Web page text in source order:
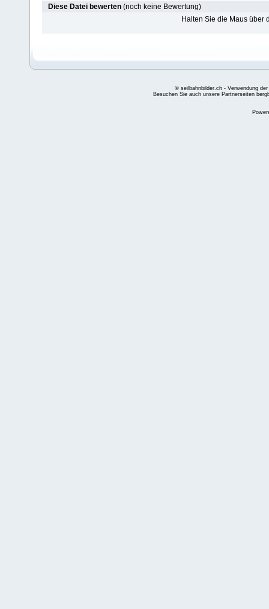
Diese Datei bewerten (noch keine Bewertung)
Halten Sie die Maus über
© seilbahnbilder.ch - Verwendung
Besuchen Sie auch unsere Partnerseiten